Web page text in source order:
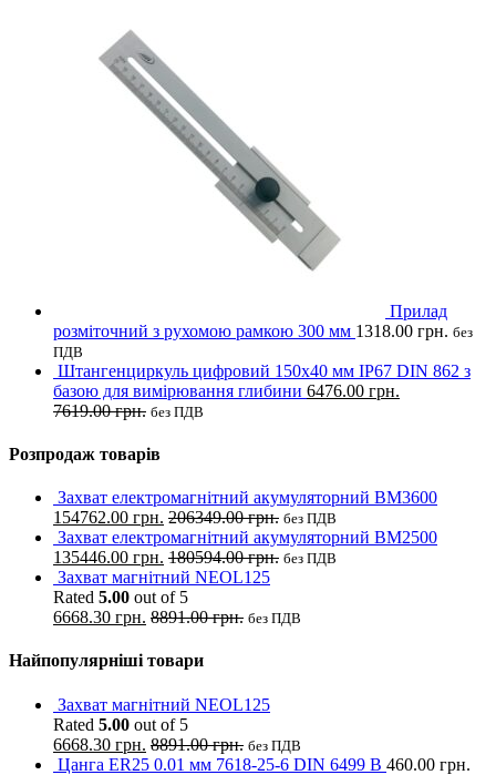
Прилад
розміточний з рухомою рамкою 300 мм 1318.00 грн. без
ПДВ
Штангенциркуль цифровий 150х40 мм IP67 DIN 862 з
базою для вимірювання глибини 6476.00 грн.
7619.00грн. без ПДВ
Розпродаж товарів
Захват електромагнітний акумуляторний BM3600
154762.00 грн. 206349.00грн. без ПДВ
Захват електромагнітний акумуляторний BM2500
135446.00 грн. 180594.00грн. без ПДВ
Захват магнітний NEOL125
Rated 5.00 out of 5
6668.30 грн. 8891.00грн. без ПДВ
Найпопулярніші товари
Захват магнітний NEOL125
Rated 5.00 out of 5
6668.30 грн. 8891.00грн. без ПДВ
Цанга ER25 0.01 мм 7618-25-6 DIN 6499 B 460.00 грн.